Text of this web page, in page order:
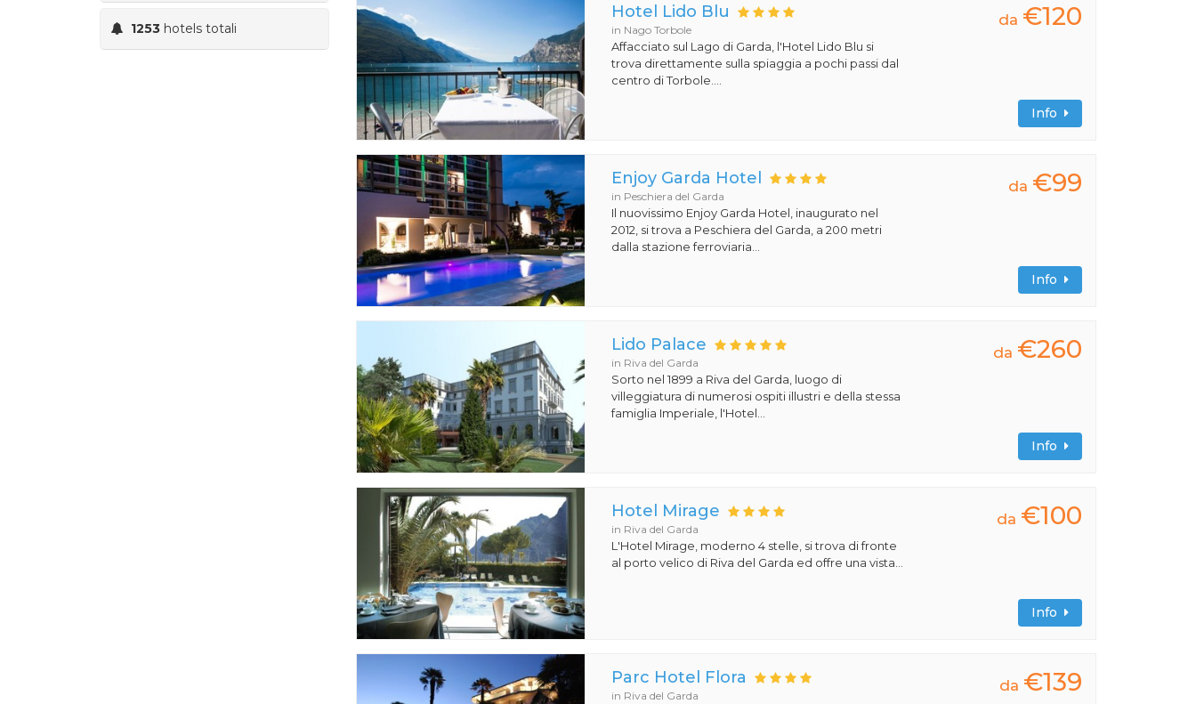
1253 hotels totali
Hotel Lido Blu
in Nago Torbole
Affacciato sul Lago di Garda, l'Hotel Lido Blu si
trova direttamente sulla spiaggia a pochi passi dal
centro di Torbole....
da €120
Info
Enjoy Garda Hotel
in Peschiera del Garda
Il nuovissimo Enjoy Garda Hotel, inaugurato nel
2012, si trova a Peschiera del Garda, a 200 metri
dalla stazione ferroviaria...
da €99
Info
Lido Palace
in Riva del Garda
Sorto nel 1899 a Riva del Garda, luogo di
villeggiatura di numerosi ospiti illustri e della stessa
famiglia Imperiale, l'Hotel...
da €260
Info
Hotel Mirage
in Riva del Garda
L'Hotel Mirage, moderno 4 stelle, si trova di fronte
al porto velico di Riva del Garda ed offre una vista...
da €100
Info
Parc Hotel Flora
in Riva del Garda
da €139